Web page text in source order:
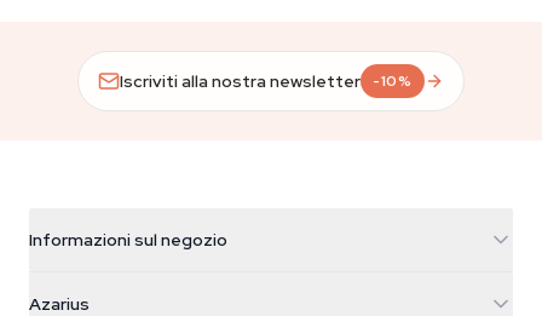
Iscriviti alla nostra newsletter -10%
Informazioni sul negozio
Azarius